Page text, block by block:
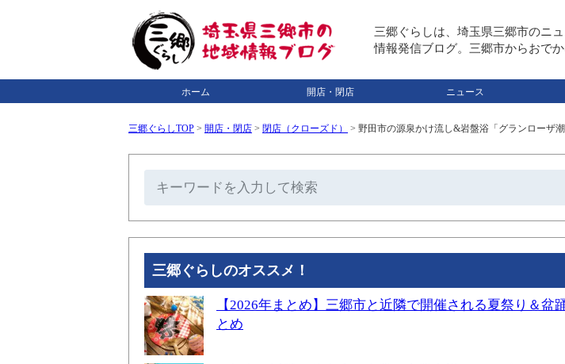
三郷ぐらしは、埼玉県三郷市のニ
情報発信ブログ。三郷市からおで
ホーム 開店・閉店 ニュース
三郷ぐらしTOP > 開店・閉店 > 閉店（クローズド） > 野田市の源泉かけ流し&岩盤浴「グランローザ
三郷ぐらしのオススメ！
【2026年まとめ】三郷市と近隣で開催される夏祭り＆盆
とめ